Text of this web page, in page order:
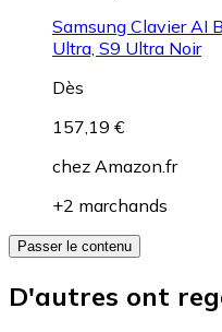
Samsung Clavier AI
Ultra, S9 Ultra Noir
Dès
157,19 €
chez Amazon.fr
+2 marchands
Passer le contenu
D'autres ont